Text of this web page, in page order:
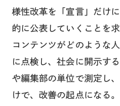
様性改革を「宣言」だけ
的に公表していくことを
コンテンツがどのような
に点検し、社会に開示す
や編集部の単位で測定し
けで、改善の起点になる